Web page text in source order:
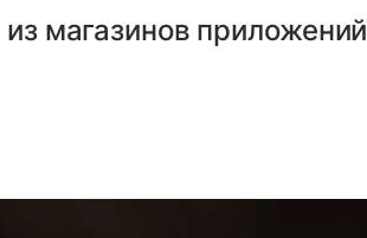
магазинов приложений